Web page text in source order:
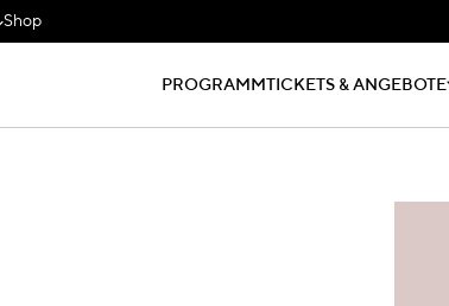
Shop
PROGRAMMTICKETS & ANGEBOTE